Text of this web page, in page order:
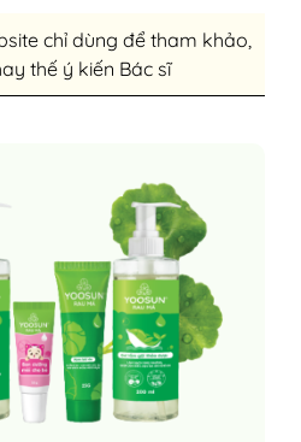
chỉ dùng để tham khảo,
thế ý kiến Bác sĩ